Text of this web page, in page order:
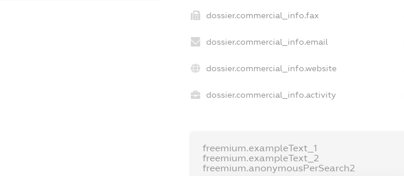
dossier.commercial_info.fax
dossier.commercial_info.email
dossier.commercial_info.website
dossier.commercial_info.activity
freemium.exampleText_1
freemium.exampleText_2
freemium.anonymousPerSearch2